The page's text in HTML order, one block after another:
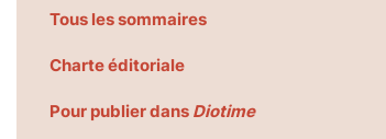
Tous les sommaires
Charte éditoriale
Pour publier dans Diotime